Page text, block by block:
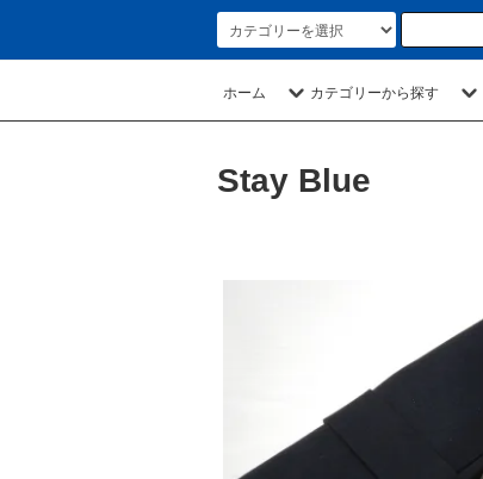
ホーム カテゴリーから探す
Stay Blue